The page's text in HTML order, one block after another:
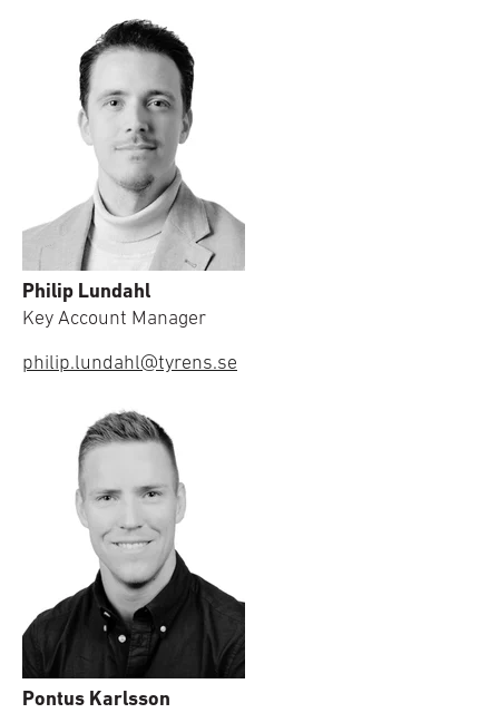
Philip Lundahl
Key Account Manager
philip.lundahl@tyrens.se
Pontus Karlsson